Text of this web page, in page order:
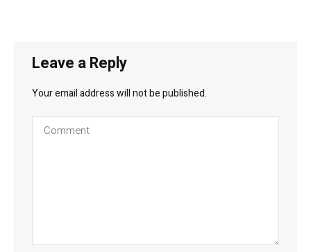
Leave a Reply
Your email address will not be published.